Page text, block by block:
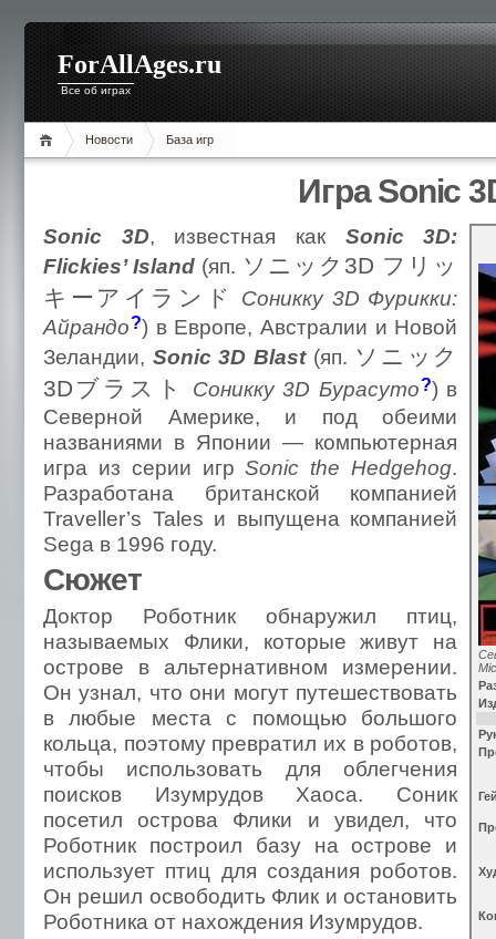
ForAllAges.ru
Все об играх
Новости База игр
Игра Sonic
Sonic 3D, известная как Sonic 3D:
Flickies’ Island (яп. ソニック3D フリッ
キーアイランド
Соникку 3D Фурикки:
Айрандо?) в Европе, Австралии и Новой
Зеландии, Sonic 3D Blast (яп. ソニック
3Dブラスト
Соникку 3D Бурасуто?) в
Северной Америке, и под обеими
названиями в Японии — компьютерная
игра из серии игрSonic the Hedgehog.
Разработана британской компанией
Traveller’s Tales и выпущена компанией
Sega в 1996 году.
Сюжет
Доктор Роботник обнаружил птиц,
называемых Флики, которые живут на
острове в альтернативном измерении.
Он узнал, что они могут путешествовать
в любые места с помощью большого
кольца, поэтому превратил их в роботов,
чтобы использовать для облегчения
поисков Изумрудов Хаоса. Соник
посетил острова Флики и увидел, что
Роботник построил базу на острове и
использует птиц для создания роботов.
Он решил освободить Флик и остановить
Роботника от нахождения Изумрудов.